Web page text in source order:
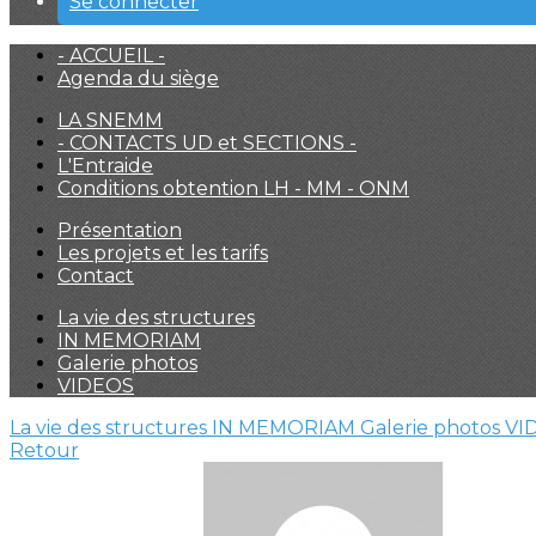
- ACCUEIL -
Agenda du siège
LA SNEMM
- CONTACTS UD et SECTIONS -
L'Entraide
Conditions obtention LH - MM - ONM
Présentation
Les projets et les tarifs
Contact
La vie des structures
IN MEMORIAM
Galerie photos
VIDEOS
La vie des structures IN MEMORIAM Galerie photos
Retour